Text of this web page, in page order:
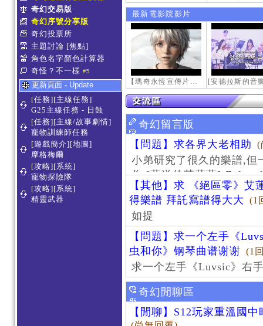
奇幻交易版
奇幻序號分享版
奇幻投票所
主題討論 [焦點]
角色名字顏色計算器
奇怪？不一樣 #5
更新頁面 - Update
[任務][主線任務]
G25主線任務 - 日蝕
[任務][主線/故事劇情]
寵物訓練師任務
[遊戲簡介][地圖]
摩格梅爾
[攻略][系統]
寵物探險隊
[攻略][系統]
精靈武器
最新電影院影片
【瑪奇永恆宣傳片】最初的感動
奇幻留言版
【問題】求各界大老相助
(
小弟研究了很久的樂譜,但
作 [葬送的芙莉蓮]-
【其他】求 《絕區零》艾
得樂譜 拜託寫譜得大大
(1
如提
【問題】求一个左手《
虫和你》钢琴曲谱谢谢 (1
求一个左手《Luvsic》右
奇幻閒聊區
【閒聊】S12玩家重溫國